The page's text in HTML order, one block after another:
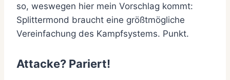
so, weswegen hier mein Vorschlag kommt:
Splittermond braucht eine größtmögliche
Vereinfachung des Kampfsystems. Punkt.
Attacke? Pariert!